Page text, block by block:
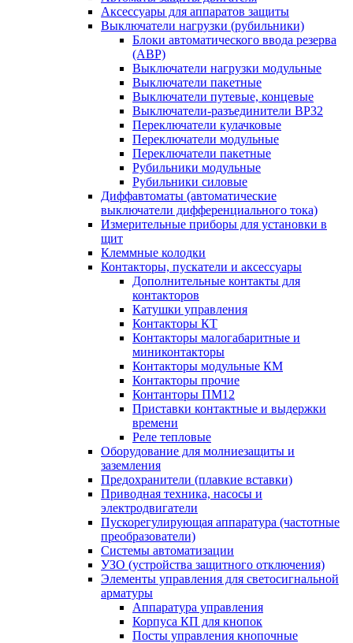
Аксессуары для аппаратов защиты
Выключатели нагрузки (рубильники)
Блоки автоматического ввода резерва
(АВР)
Выключатели нагрузки модульные
Выключатели пакетные
Выключатели путевые, концевые
Выключатели-разъединители ВР32
Переключатели кулачковые
Переключатели модульные
Переключатели пакетные
Рубильники модульные
Рубильники силовые
Диффавтоматы (автоматические
выключатели дифференциального тока)
Измерительные приборы для установки в
щит
Клеммные колодки
Контакторы, пускатели и аксессуары
Дополнительные контакты для
контакторов
Катушки управления
Контакторы КТ
Контакторы малогабаритные и
миниконтакторы
Контакторы модульные КМ
Контакторы прочие
Контанторы ПМ12
Приставки контактные и выдержки
времени
Реле тепловые
Оборудование для молниезащиты и
заземления
Предохранители (плавкие вставки)
Приводная техника, насосы и
электродвигатели
Пускорегулирующая аппаратура (частотные
преобразователи)
Системы автоматизации
УЗО (устройства защитного отключения)
Элементы управления для светосигнальной
арматуры
Аппаратура управления
Корпуса КП для кнопок
Посты управления кнопочные